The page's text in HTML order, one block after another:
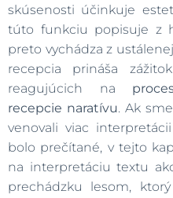
skúsenosti účinkuje
túto funkciu popisuje z
preto vychádza z
recepcia prináša
reagujúcich na
recepcie naratívu. Ak
venovali viac
bolo prečítané, v tejto
na interpretáciu textu
prechádzku lesom,